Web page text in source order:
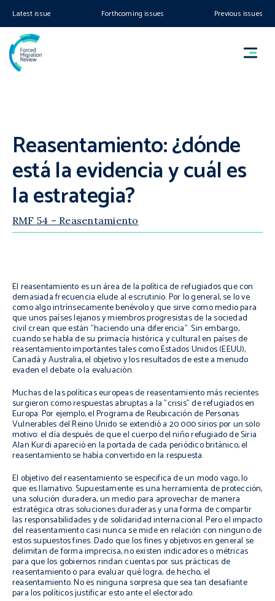
Latest issue Forthcoming issues Previous issues
Reasentamiento: ¿dónde
está la evidencia y cuál es
la estrategia?
RMF 54 – Reasentamiento
El reasentamiento es un área de la política de refugiados que con
demasiada frecuencia elude al escrutinio. Por lo general, se lo ve
como algo intrínsecamente benévolo y que sirve como medio para
que unos países lejanos y miembros progresistas de la sociedad
civil crean que están "haciendo una diferencia". Sin embargo,
cuando se habla de su primacía histórica y cultural en países de
reasentamiento importantes tales como Estados Unidos (EEUU),
Canadá y Australia, el objetivo y los resultados de este a menudo
evaden el debate o la evaluación.
Muchas de las políticas europeas de reasentamiento más recientes
surgieron como respuestas abruptas a la "crisis" de refugiados en
Europa. Por ejemplo, el Programa de Reubicación de Personas
Vulnerables del Reino Unido se extendió a 20 000 sirios por un solo
motivo: el día después de que el cuerpo del niño refugiado de Siria
Alan Kurdi apareció en la portada de cada periódico británico, el
reasentamiento se había convertido en la respuesta.
El objetivo del reasentamiento se especifica de un modo vago, lo
que es llamativo. Supuestamente es una herramienta de protección,
una solución duradera, un medio para aprovechar de manera
estratégica otras soluciones duraderas y una forma de compartir
las responsabilidades y de solidaridad internacional. Pero el impacto
del reasentamiento casi nunca se mide en relación con ninguno de
estos supuestos fines. Dado que los fines y objetivos en general se
delimitan de forma imprecisa, no existen indicadores o métricas
para que los gobiernos rindan cuentas por sus prácticas de
reasentamiento o para evaluar qué logra, de hecho, el
reasentamiento. No es ninguna sorpresa que sea tan desafiante
para los políticos justificar esto ante el electorado.